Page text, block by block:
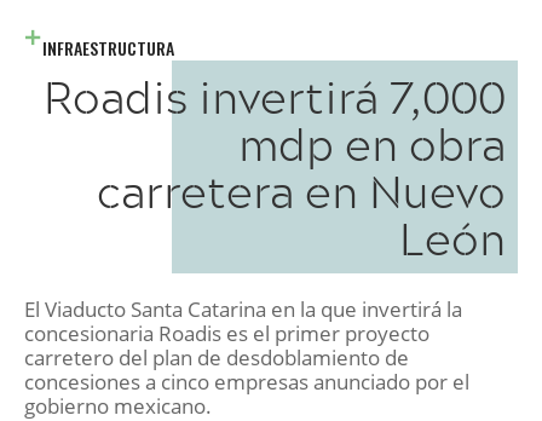
INFRAESTRUCTURA
Roadis invertirá 7,000
mdp en obra
carretera en Nuevo
León
El Viaducto Santa Catarina en la que invertirá la
concesionaria Roadis es el primer proyecto
carretero del plan de desdoblamiento de
concesiones a cinco empresas anunciado por el
gobierno mexicano.